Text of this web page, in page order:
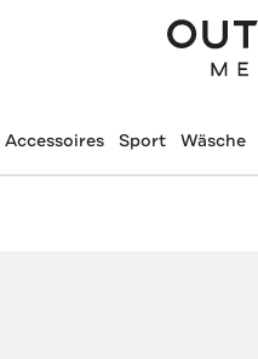
Accessoires Sport Wäsche